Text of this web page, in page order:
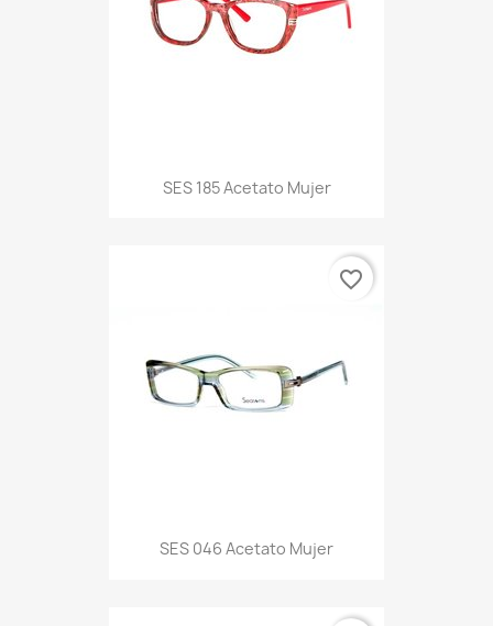
SES 185 Acetato Mujer
SES 046 Acetato Mujer
favorite_border